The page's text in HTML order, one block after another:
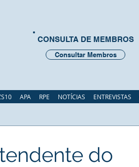
CONSULTA DE MEMBROS
Consultar Membros
do
APA RPE NOTÍCIAS ENTREVISTAS